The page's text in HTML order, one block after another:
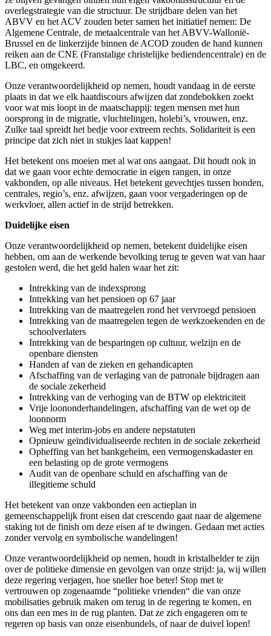
overlegstrategie van die structuur. De strijdbare delen van het
ABVV en het ACV zouden beter samen het initiatief nemen: De
Algemene Centrale, de metaalcentrale van het ABVV-Wallonië-
Brussel en de linkerzijde binnen de ACOD zouden de hand kunnen
reiken aan de CNE (Franstalige christelijke bediendencentrale) en de
LBC, en omgekeerd.
Onze verantwoordelijkheid op nemen, houdt vandaag in de eerste
plaats in dat we elk haatdiscours afwijzen dat zondebokken zoekt
voor wat mis loopt in de maatschappij: tegen mensen met hun
oorsprong in de migratie, vluchtelingen, holebi’s, vrouwen, enz.
Zulke taal spreidt het bedje voor extreem rechts. Solidariteit is een
principe dat zich niet in stukjes laat kappen!
Het betekent ons moeien met al wat ons aangaat. Dit houdt ook in
dat we gaan voor echte democratie in eigen rangen, in onze
vakbonden, op alle niveaus. Het betekent gevechtjes tussen bonden,
centrales, regio’s, enz. afwijzen, gaan voor vergaderingen op de
werkvloer, allen actief in de strijd betrekken.
Duidelijke eisen
Onze verantwoordelijkheid op nemen, betekent duidelijke eisen
hebben, om aan de werkende bevolking terug te geven wat van haar
gestolen werd, die het geld halen waar het zit:
Intrekking van de indexsprong
Intrekking van het pensioen op 67 jaar
Intrekking van de maatregelen rond het vervroegd pensioen
Intrekking van de maatregelen tegen de werkzoekenden en de
schoolverlaters
Intrekking van de besparingen op cultuur, welzijn en de
openbare diensten
Handen af van de zieken en gehandicapten
Afschaffing van de verlaging van de patronale bijdragen aan
de sociale zekerheid
Intrekking van de verhoging van de BTW op elektriciteit
Vrije loononderhandelingen, afschaffing van de wet op de
loonnorm
Weg met interim-jobs en andere nepstatuten
Opnieuw geïndividualiseerde rechten in de sociale zekerheid
Opheffing van het bankgeheim, een vermogenskadaster en
een belasting op de grote vermogens
Audit van de openbare schuld en afschaffing van de
illegitieme schuld
Het betekent van onze vakbonden een actieplan in
gemeenschappelijk front eisen dat crescendo gaat naar de algemene
staking tot de finish om deze eisen af te dwingen. Gedaan met acties
zonder vervolg en symbolische wandelingen!
Onze verantwoordelijkheid op nemen, houdt in kristalhelder te zijn
over de politieke dimensie en gevolgen van onze strijd: ja, wij willen
deze regering verjagen, hoe sneller hoe beter! Stop met te
vertrouwen op zogenaamde “politieke vrienden“ die van onze
mobilisaties gebruik maken om terug in de regering te komen, en
ons dan een mes in de rug planten. Dat ze zich engageren om te
regeren op basis van onze eisenbundels, of naar de duivel lopen!